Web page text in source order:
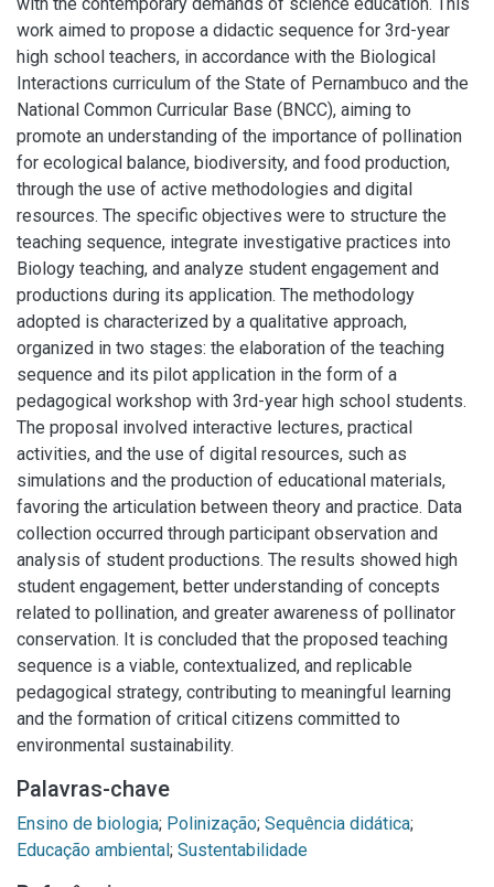
work aimed to propose a didactic sequence for 3rd-year
high school teachers, in accordance with the Biological
Interactions curriculum of the State of Pernambuco and the
National Common Curricular Base (BNCC), aiming to
promote an understanding of the importance of pollination
for ecological balance, biodiversity, and food production,
through the use of active methodologies and digital
resources. The specific objectives were to structure the
teaching sequence, integrate investigative practices into
Biology teaching, and analyze student engagement and
productions during its application. The methodology
adopted is characterized by a qualitative approach,
organized in two stages: the elaboration of the teaching
sequence and its pilot application in the form of a
pedagogical workshop with 3rd-year high school students.
The proposal involved interactive lectures, practical
activities, and the use of digital resources, such as
simulations and the production of educational materials,
favoring the articulation between theory and practice. Data
collection occurred through participant observation and
analysis of student productions. The results showed high
student engagement, better understanding of concepts
related to pollination, and greater awareness of pollinator
conservation. It is concluded that the proposed teaching
sequence is a viable, contextualized, and replicable
pedagogical strategy, contributing to meaningful learning
and the formation of critical citizens committed to
environmental sustainability.
Palavras-chave
Ensino de biologia; Polinização; Sequência didática;
Educação ambiental; Sustentabilidade